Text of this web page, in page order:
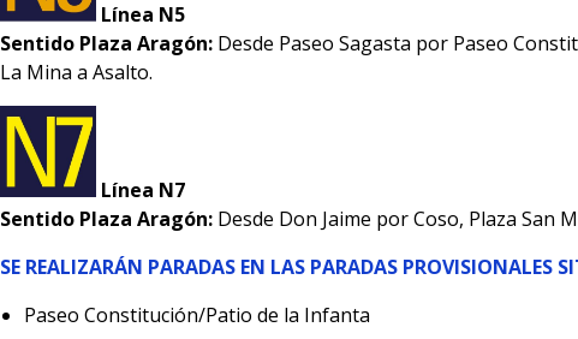
Línea N5
Sentido Plaza Aragón: Desde Paseo Sagasta por Paseo
La Mina a Asalto.
Línea N7
Sentido Plaza Aragón: Desde Don Jaime por Coso, Plaza San
SE REALIZARÁN PARADAS EN LAS PARADAS PROVISIONALES
Paseo Constitución/Patio de la Infanta